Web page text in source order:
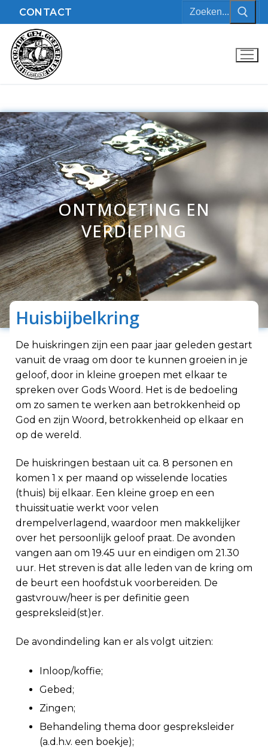
CONTACT
ONTMOETING EN
VERDIEPING
Huisbijbelkring
De huiskringen zijn een paar jaar geleden gestart
vanuit de vraag om door te kunnen groeien in je
geloof, door in kleine groepen met elkaar te
spreken over Gods Woord. Het is de bedoeling
om zo samen te werken aan betrokkenheid op
God en zijn Woord, betrokkenheid op elkaar en
op de wereld.
De huiskringen bestaan uit ca. 8 personen en
komen 1 x per maand op wisselende locaties
(thuis) bij elkaar. Een kleine groep en een
thuissituatie werkt voor velen
drempelverlagend, waardoor men makkelijker
over het persoonlijk geloof praat. De avonden
vangen aan om 19.45 uur en eindigen om 21.30
uur. Het streven is dat alle leden van de kring om
de beurt een hoofdstuk voorbereiden. De
gastvrouw/heer is per definitie geen
gespreksleid(st)er.
De avondindeling kan er als volgt uitzien:
Inloop/koffie;
Gebed;
Zingen;
Behandeling thema door gespreksleider
(a.d.h.v. een boekje);